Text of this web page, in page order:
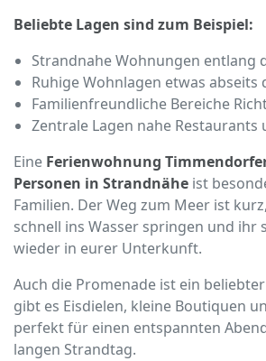
Beliebte Lagen sind zum Beispiel:
Strandnahe Wohnungen entlang
Ruhige Wohnlagen etwas abseits
Familienfreundliche Bereiche
Zentrale Lagen nahe Restaurants
Eine Ferienwohnung
Personen in Strandnähe ist
Familien. Der Weg zum Meer ist
schnell ins Wasser springen und ihr
wieder in eurer Unterkunft.
Auch die Promenade ist ein
gibt es Eisdielen, kleine Boutiquen
perfekt für einen entspannten
langen Strandtag.